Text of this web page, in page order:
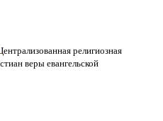
религиозная
веры евангельской